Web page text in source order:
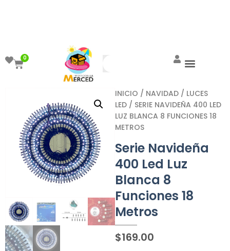
0
INICIO / NAVIDAD / LUCES
LED / SERIE NAVIDEÑA 400 LED
LUZ BLANCA 8 FUNCIONES 18
METROS
Serie Navideña
400 Led Luz
Blanca 8
Funciones 18
Metros
$169.00